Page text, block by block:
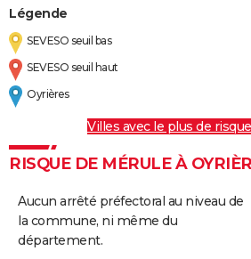
Légende
SEVESO seuil bas
SEVESO seuil haut
Oyrières
Villes avec le plus de
RISQUE DE MÉRULE À
Aucun arrêté préfectoral au niveau de
la commune, ni même du
département.